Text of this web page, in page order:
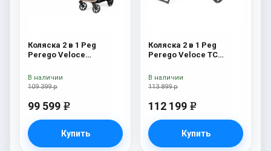
Коляска 2 в 1 Peg
Perego Veloce
109 399 р
99 599 e
Купить
В наличии
Коляска 2 в 1 Peg
Perego Veloce TC
113 899 р
112 199 e
Купить
В наличии